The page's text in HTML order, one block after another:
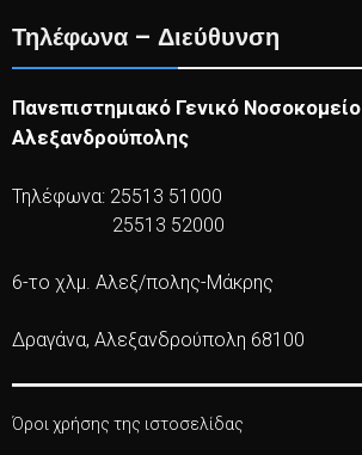
Τηλέφωνα – Διεύθυνση
Πανεπιστημιακό Γενικό Νοσοκομείο
Αλεξανδρούπολης
Τηλέφωνα: 25513 51000
25513 52000
6-το χλμ. Αλεξ/πολης-Μάκρης
Δραγάνα, Αλεξανδρούπολη 68100
Όροι χρήσης της ιστοσελίδας